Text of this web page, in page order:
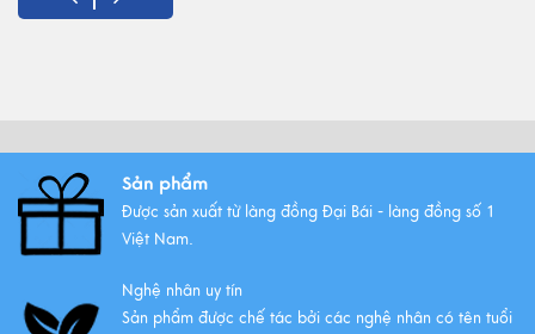
Những bộ ngũ sự đồng Đại Bái
Xem thêm
Sản phẩm
Được sản xuất từ làng đồng Đại Bái - làng đồng số 1
Việt Nam.
Nghệ nhân uy tín
Sản phẩm được chế tác bởi các nghệ nhân có tên tuổi